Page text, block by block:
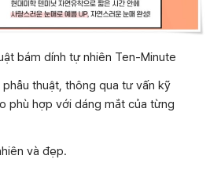
bám dính tự nhiên Ten-Minute
thuật, thông qua tư vấn kỹ
phù hợp với dáng mắt của từng
và đẹp.